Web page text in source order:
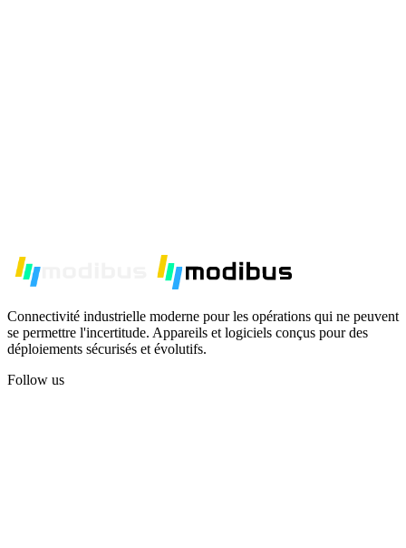
Connectivité industrielle moderne pour les opérations qui ne peuvent
se permettre l'incertitude. Appareils et logiciels conçus pour des
déploiements sécurisés et évolutifs.
Follow us